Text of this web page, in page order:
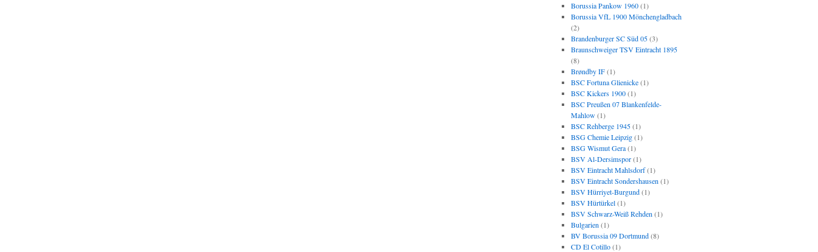
Borussia Pankow 1960(1)
Borussia VfL 1900 Mönchengladbach
(2)
Brandenburger SC Süd 05(3)
Braunschweiger TSV Eintracht 1895
(8)
Brøndby IF(1)
BSC Fortuna Glienicke(1)
BSC Kickers 1900(1)
BSC Preußen 07 Blankenfelde-
Mahlow(1)
BSC Rehberge 1945(1)
BSG Chemie Leipzig(1)
BSG Wismut Gera(1)
BSV Al-Dersimspor(1)
BSV Eintracht Mahlsdorf(1)
BSV Eintracht Sondershausen (1)
BSV Hürriyet-Burgund(1)
BSV Hürtürkel(1)
BSV Schwarz-Weiß Rehden (1)
Bulgarien (1)
BV Borussia 09 Dortmund(8)
CD El Cotillo(1)